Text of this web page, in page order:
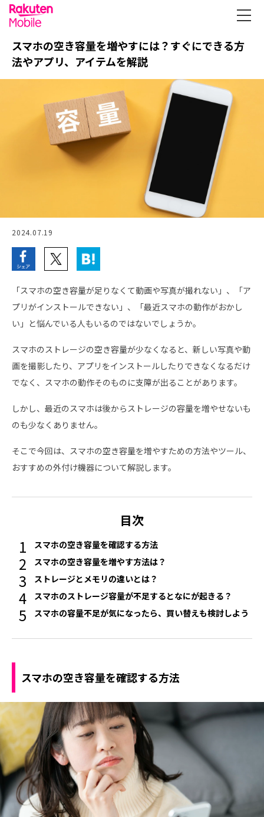
スマホの空き容量を増やすには？すぐにできる方
法やアプリ、アイテムを解説
2024.07.19
「スマホの空き容量が足りなくて動画や写真が撮れない」、「ア
プリがインストールできない」、「最近スマホの動作がおかし
い」と悩んでいる人もいるのではないでしょうか。
スマホのストレージの空き容量が少なくなると、新しい写真や動
画を撮影したり、アプリをインストールしたりできなくなるだけ
でなく、スマホの動作そのものに支障が出ることがあります。
しかし、最近のスマホは後からストレージの容量を増やせないも
のも少なくありません。
そこで今回は、スマホの空き容量を増やすための方法やツール、
おすすめの外付け機器について解説します。
目次
スマホの空き容量を確認する方法
スマホの空き容量を増やす方法は？
ストレージとメモリの違いとは？
スマホのストレージ容量が不足するとなにが起きる？
スマホの容量不足が気になったら、買い替えも検討しよう
スマホの空き容量を確認する方法